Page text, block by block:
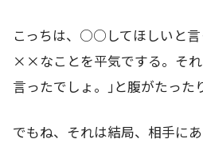
こっちは、○○してほしいと言
××なことを平気でする。そ
言ったでしょ。｣と腹がたった
でもね、それは結局、相手に